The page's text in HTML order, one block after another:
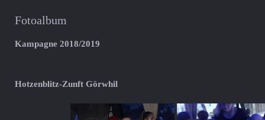
Fotoalbum
Kampagne 2018/2019
Hotzenblitz-Zunft Görwhil